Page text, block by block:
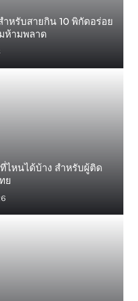
ำหรับสายกิน 10 พิกัดอร่อย
ห้ามพลาด
ไหนได้บ้าง สำหรับผู้ติด
ย